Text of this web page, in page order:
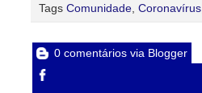
Tags Comunidade Coronavírus
0 comentários via Blogger